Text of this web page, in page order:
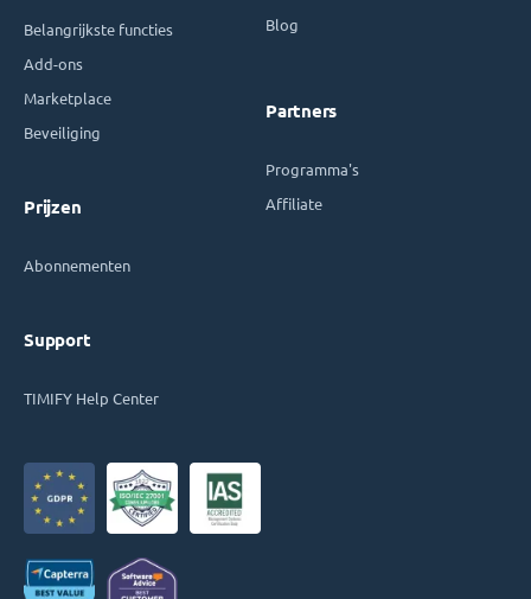
Belangrijkste functies
Add-ons
Marketplace
Beveiliging
Prijzen
Abonnementen
Support
TIMIFY Help Center
Blog
Partners
Programma's
Affiliate